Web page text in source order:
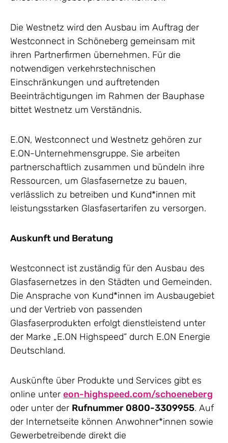
Die Westnetz wird den Ausbau im Auftrag der
Westconnect in Schöneberg gemeinsam mit
ihren Partnerfirmen übernehmen. Für die
notwendigen verkehrstechnischen
Einschränkungen und auftretenden
Beeinträchtigungen im Rahmen der Bauphase
bittet Westnetz um Verständnis.
E.ON, Westconnect und Westnetz gehören zur
E.ON-Unternehmensgruppe. Sie arbeiten
partnerschaftlich zusammen und bündeln ihre
Ressourcen, um Glasfasernetze zu bauen,
verlässlich zu betreiben und Kund*innen mit
leistungsstarken Glasfasertarifen zu versorgen.
Auskunft und Beratung
Westconnect ist zuständig für den Ausbau des
Glasfasernetzes in den Städten und Gemeinden.
Die Ansprache von Kund*innen im Ausbaugebiet
und der Vertrieb von passenden
Glasfaserprodukten erfolgt dienstleistend unter
der Marke „E.ON Highspeed“ durch E.ON Energie
Deutschland.
Auskünfte über Produkte und Services gibt es
online unter eon-highspeed.com/schoeneberg
oder unter der Rufnummer 0800-3309955. Auf
der Internetseite können Anwohner*innen sowie
Gewerbetreibende direkt die